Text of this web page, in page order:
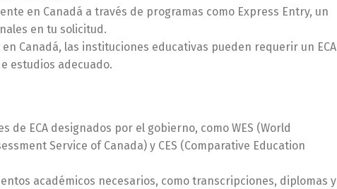
en Canadá a través de programas como Express Entry, un
en tu solicitud.
Canadá, las instituciones educativas pueden requerir un ECA
estudios adecuado.
de ECA designados por el gobierno, como WES (World
Service of Canada) y CES (Comparative Education
académicos necesarios, como transcripciones, diplomas y